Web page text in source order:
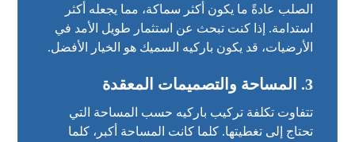
الصلب عادةً ما يكون أكثر سماكة، مما يجعله أكثر
استدامة. إذا كنت تبحث عن استثمار طويل الأمد في
الأرضيات، قد يكون باركيه السميك هو الخيار الأفضل.
3. المساحة والتصميمات المعقدة
تتفاوت تكلفة تركيب باركيه حسب المساحة التي
تحتاج إلى تغطيتها. كلما كانت المساحة أكبر، كلما